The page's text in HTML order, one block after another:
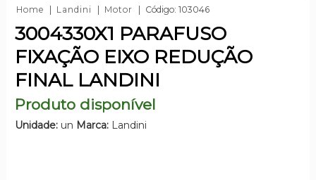
Home Landini Motor Código: 103046
3004330X1 PARAFUSO
FIXAÇÃO EIXO REDUÇÃO
FINAL LANDINI
Produto disponível
Unidade:un Marca:Landini